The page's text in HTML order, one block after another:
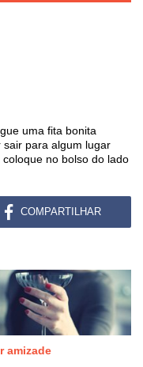
uma fita bonita
para algum lugar
no bolso do lado
COMPARTILHAR
amizade